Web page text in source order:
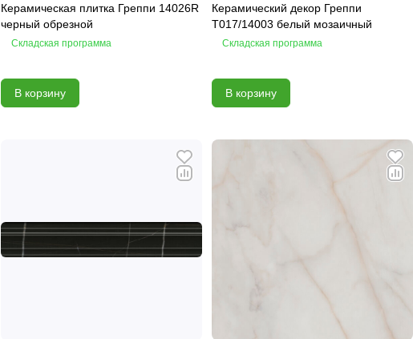
Керамическая плитка Греппи 14026R
черный обрезной
Складская программа
В корзину
Керамический декор Греппи
T017/14003 белый мозаичный
Складская программа
В корзину